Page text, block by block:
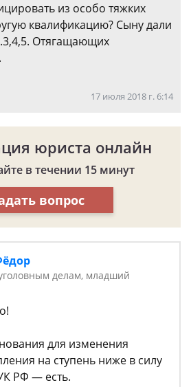
из особо тяжких
квалификацию? Сыну дали
Отягащающих
17 июля 2018 г. 6:14
юриста онлайн
в течении 15 минут
вопрос
делам, младший
для изменения
на ступень ниже в силу
РФ — есть.